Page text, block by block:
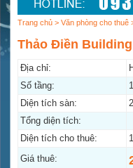
Trang chủ > Văn phòng cho thuê
Thảo Điền Building
Địa chỉ:
Số tầng:
Diện tích sàn:
Tổng diện tích:
Diện tích cho thuê:
Giá thuê: